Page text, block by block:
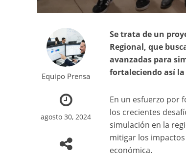
Equipo Prensa
agosto 30, 2024
Se trata de un
Regional, que
avanzadas para
fortaleciendo así
En un esfuerzo por
los crecientes
simulación en la
mitigar los
económica.